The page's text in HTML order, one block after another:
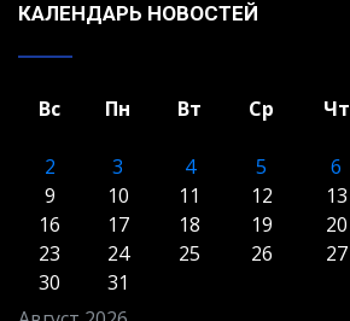
КАЛЕНДАРЬ НОВОСТЕЙ
Вс Пн Вт Ср Чт
2
3 4 5 6
9
10 11 12 13
16
17 18 19 20
23
24 25 26 27
30
31